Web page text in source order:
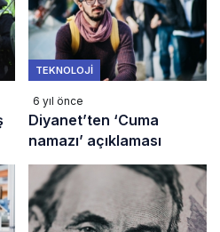
TEKNOLOJI
6 yıl önce
Diyanet’ten ‘Cuma
namazı’ açıklaması